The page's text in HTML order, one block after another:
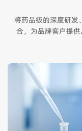
将药品级的深度研发
合，为品牌客户提